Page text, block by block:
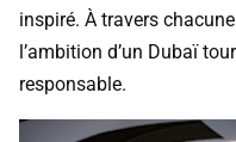
inspiré. À travers
l’ambition d’un Dubaï
responsable.